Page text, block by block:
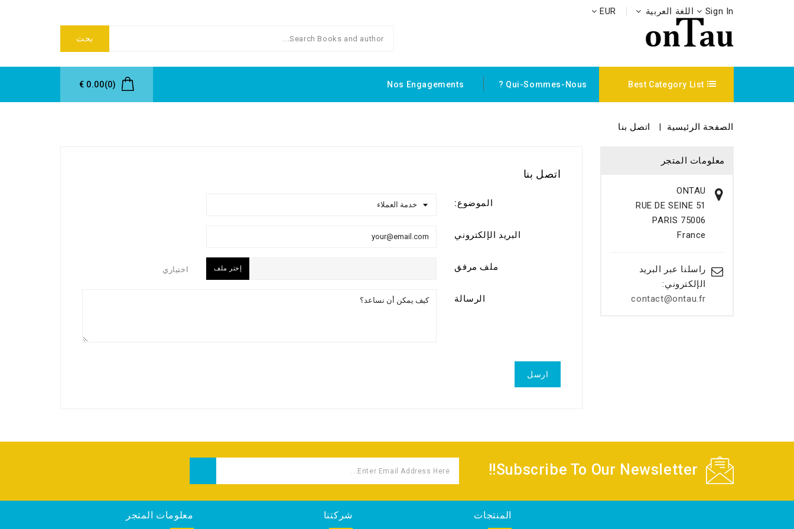
Sign In اللغة العربية EUR
بحث
Best Category List
(0)
0.00 € Qui-Sommes-Nous ?
Nos Engagements
الصفحة الرئيسية اتصل بنا
معلومات المتجر
ONTAU
51 RUE DE SEINE
75006 PARIS
France
راسلنا عبر البريد
الإلكتروني:
contact@ontau.fr
اتصل بنا
الموضوع:
البريد الإلكتروني
ملف مرفق إختر ملف اختياري
الرسالة
Subscribe To Our Newsletter!!
المنتجات شركتنا معلومات المتجر